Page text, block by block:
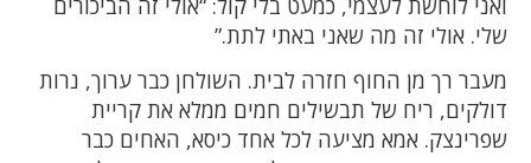
ואני לוחשת לעצמי, כמעט בלי קול: “אולי זה הביכורים
שלי. אולי זה מה שאני באתי לתת.”
מעבר רך מן החוף חזרה לבית. השולחן כבר ערוך, נרות
דולקים, ריח של תבשילים חמים ממלא את קריית
שפרינצק. אמא מציעה לכל אחד כיסא, האחים כבר